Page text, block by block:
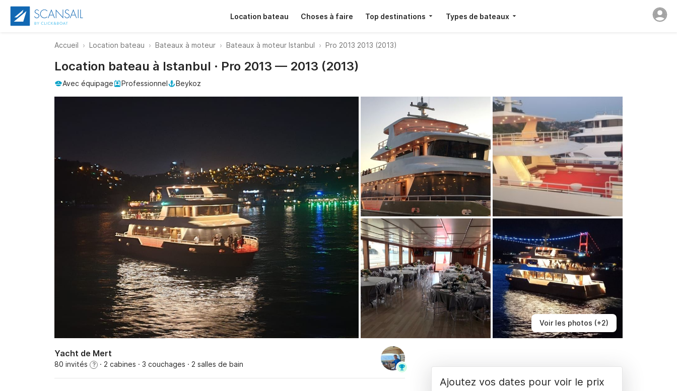
Location bateau Choses à faire Top destinations Types de bateaux
Accueil Location bateau Bateaux à moteur Bateaux à moteur Istanbul Pro 2013 2013 (2013)
Voir les photos (+2)
Location bateau à Istanbul · Pro 2013 — 2013 (2013)
Avec équipage Professionnel Beykoz
Yacht de Mert
80 invités ? · 2 cabines · 3 couchages · 2 salles de bain
Ajoutez vos dates pour voir le prix